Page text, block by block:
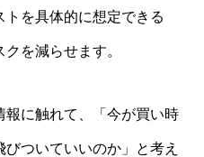
を具体的に想定できる
を減らせます。
報に触れて、「今が買い時
ついていいのか」と考え